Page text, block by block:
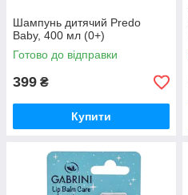
Шампунь дитячий Predo
Baby, 400 мл (0+)
Готово до відправки
399 ₴
Купити